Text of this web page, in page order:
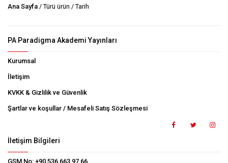
Ana Sayfa / Türü ürün / Tarih
PA Paradigma Akademi Yayınları
Kurumsal
İletişim
KVKK & Gizlilik ve Güvenlik
Şartlar ve koşullar / Mesafeli Satış Sözleşmesi
İletişim Bilgileri
GSM No: +90 536 663 97 66